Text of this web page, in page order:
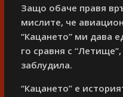
Защо обаче правя
мислите, че
“Кацането” ми дава
го сравня с
заблудила.
“Кацането” е